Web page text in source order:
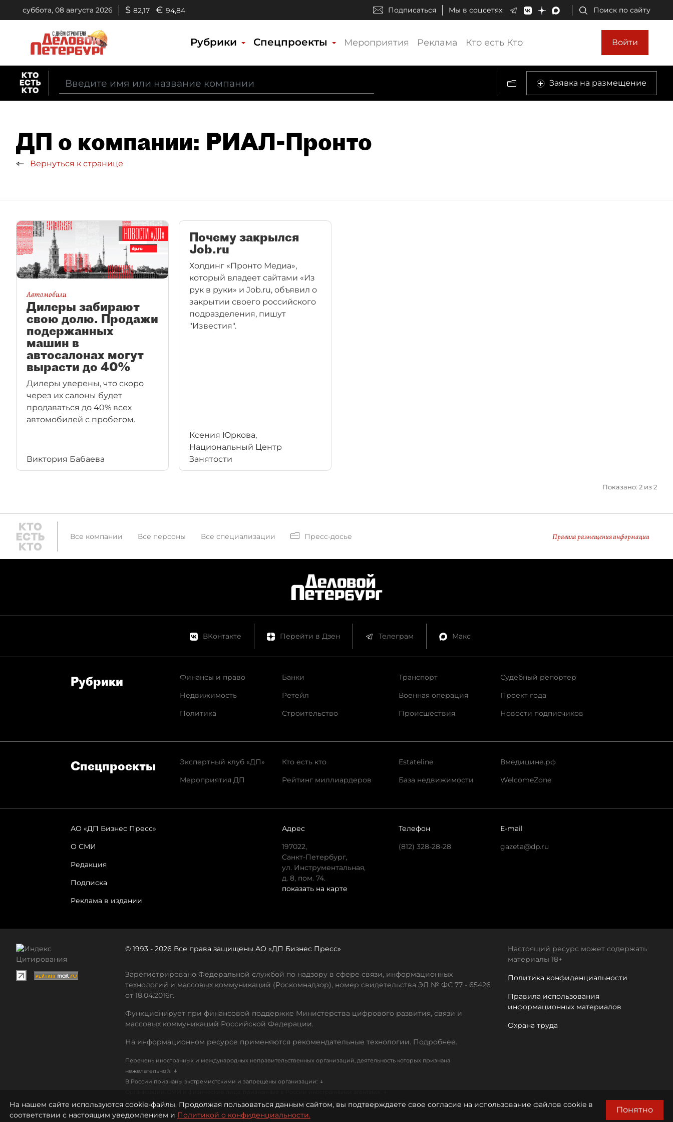
суббота, 08 августа 2026 $ 82,17 € 94,84 Подписаться Мы в соцсетях: Поиск по сайту
Рубрики Спецпроекты Мероприятия Реклама Кто есть Кто Войти
Заявка на размещение
ДП о компании: РИАЛ-Пронто
Вернуться к странице
Автомобили
Дилеры забирают
свою долю. Продажи
подержанных
машин в
автосалонах могут
вырасти до 40%
Дилеры уверены, что скоро
через их салоны будет
продаваться до 40% всех
автомобилей с пробегом.
Виктория Бабаева
Почему закрылся
Job.ru
Холдинг «Пронто Медиа»,
который владеет сайтами «Из
рук в руки» и Job.ru, объявил о
закрытии своего российского
подразделения, пишут
"Известия".
Ксения Юркова,
Национальный Центр
Занятости
Показано: 2 из 2
Все компании Все персоны Все специализации Пресс-досье Правила размещения информации
ВКонтакте Перейти в Дзен Телеграм Макс
Рубрики
Финансы и право
Недвижимость
Политика
Банки
Ретейл
Строительство
Транспорт
Военная операция
Происшествия
Судебный репортер
Проект года
Новости подписчиков
Спец­проекты
Экспертный клуб «ДП»
Мероприятия ДП
Кто есть кто
Рейтинг миллиардеров
Estateline
База недвижимости
Вмедицине.рф
WelcomeZone
АО «ДП Бизнес Пресс»
О СМИ
Редакция
Подписка
Реклама в издании
Адрес
197022,
Санкт-Петербург,
ул. Инструментальная,
д. 8, пом. 74.
показать на карте
Телефон
(812) 328-28-28
E-mail
gazeta@dp.ru
© 1993 - 2026 Все права защищены АО «ДП Бизнес Пресс»
Зарегистрировано Федеральной службой по надзору в сфере связи, информационных
технологий и массовых коммуникаций (Роскомнадзор), номер свидетельства ЭЛ № ФС 77 - 65426
от 18.04.2016г.
Функционирует при финансовой поддержке Министерства цифрового развития, связи и
массовых коммуникаций Российской Федерации.
На информационном ресурсе применяются рекомендательные технологии. Подробнее.
Перечень иностранных и международных неправительственных организаций, деятельность которых признана
нежелательной: ↓
В России признаны экстремистскими и запрещены организации: ↓
Список организаций, в том числе иностранных и международных, признанных террористическими↓
Настоящий ресурс может содержать
материалы 18+
Политика конфиденциальности
Правила использования
информационных материалов
Охрана труда
На нашем сайте используются cookie-файлы. Продолжая пользоваться данным сайтом, вы подтверждаете свое согласие на использование файлов cookie в
соответствии с настоящим уведомлением и Политикой о конфиденциальности.
Понятно